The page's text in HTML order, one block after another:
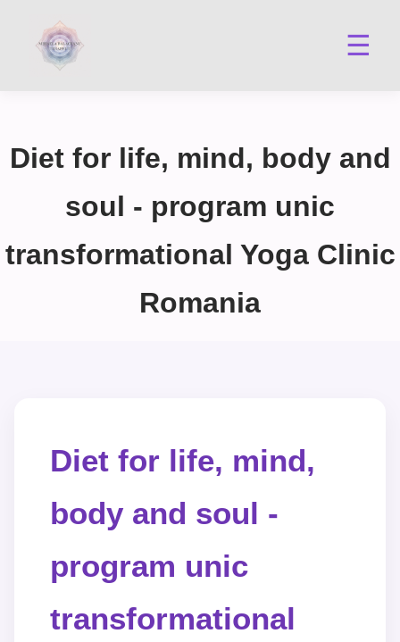
☰
Diet for life, mind, body and
soul - program unic
transformational Yoga Clinic
Romania
Diet for life, mind,
body and soul -
program unic
transformational